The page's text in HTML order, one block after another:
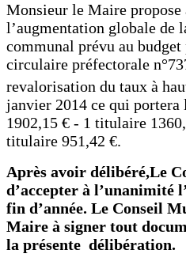
Monsieur le Maire
l’augmentation globale de
communal prévu au
circulaire préfectorale
revalorisation du taux à
janvier 2014 ce qui
1902,15 € - 1 titulaire
titulaire 951,42 €.
Après avoir délibéré,Le
d’accepter à l’unanimité
fin d’année. Le Conseil M
Maire à signer tout
la présente délibération.